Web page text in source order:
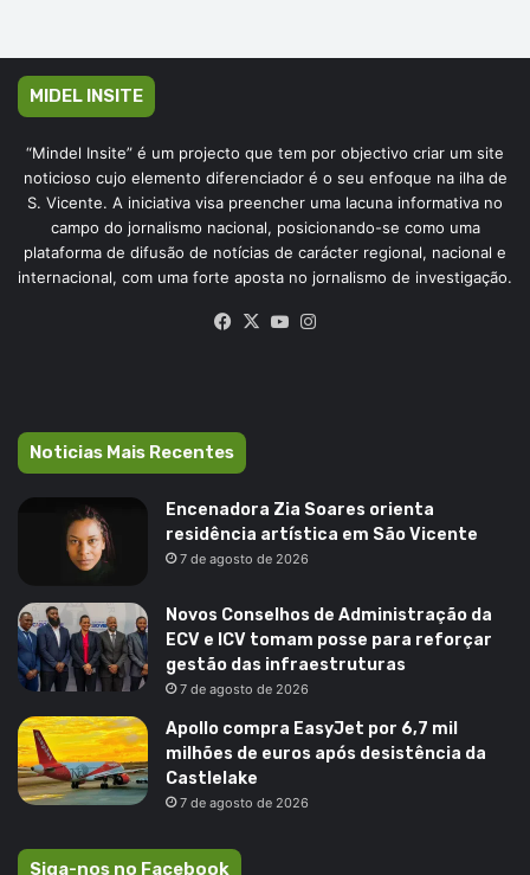
MIDEL INSITE
“Mindel Insite” é um projecto que tem por objectivo criar um site
noticioso cujo elemento diferenciador é o seu enfoque na ilha de
S. Vicente. A iniciativa visa preencher uma lacuna informativa no
campo do jornalismo nacional, posicionando-se como uma
plataforma de difusão de notícias de carácter regional, nacional e
internacional, com uma forte aposta no jornalismo de investigação.
Facebook
X YouTube
Noticias Mais Recentes
Encenadora Zia Soares orienta
residência artística em São Vicente
7 de agosto de 2026
Novos Conselhos de Administração da
ECV e ICV tomam posse para reforçar
gestão das infraestruturas
7 de agosto de 2026
Apollo compra EasyJet por 6,7 mil
milhões de euros após desistência da
Castlelake
7 de agosto de 2026
Siga-nos no Facebook